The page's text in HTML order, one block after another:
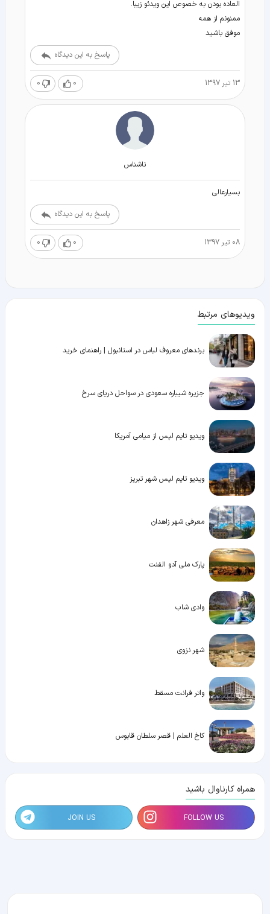
العاده بودن به خصوص این ویدئو زیبا.
ممنونم از همه
موفق باشید
پاسخ به این دیدگاه
13 تیر 1397 0
0
ناشناس
بسیارعالی
پاسخ به این دیدگاه
08 تیر 1397 0
0
ویدیوهای مرتبط
برندهای معروف لباس در استانبول | راهنمای خرید
جزیره شیباره سعودی در سواحل دریای سرخ
ویدیو تایم لپس از میامی آمریکا
ویدیو تایم لپس شهر تبریز
معرفی شهر زاهدان
پارک ملی آدو الفنت
وادی شاب
شهر نزوی
واتر فرانت مسقط
کاخ العلم | قصر سلطان قابوس
همراه کارناوال باشید
FOLLOW US
JOIN US